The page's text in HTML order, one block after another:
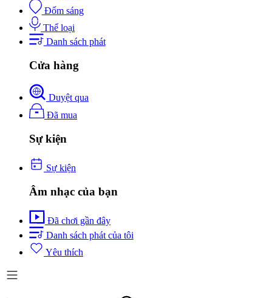
Đốm sáng
Thể loại
Danh sách phát
Cửa hàng
Duyệt qua
Đã mua
Sự kiện
Sự kiện
Âm nhạc của bạn
Đã chơi gần đây
Danh sách phát của tôi
Yêu thích